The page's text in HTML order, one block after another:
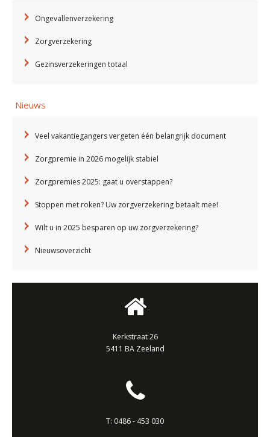
Ongevallenverzekering
Zorgverzekering
Gezinsverzekeringen totaal
Nieuws
Veel vakantiegangers vergeten één belangrijk document
Zorgpremie in 2026 mogelijk stabiel
Zorgpremies 2025: gaat u overstappen?
Stoppen met roken? Uw zorgverzekering betaalt mee!
Wilt u in 2025 besparen op uw zorgverzekering?
Nieuwsoverzicht
Kerkstraat 26
5411 BA Zeeland
T: 0486 - 453 030